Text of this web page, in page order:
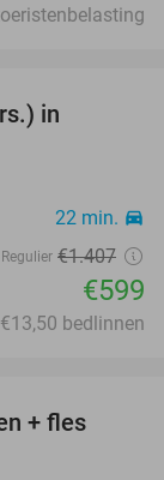
in
22 min. directions_car
Regulier €1.407
€599
bedlinnen
+ fles